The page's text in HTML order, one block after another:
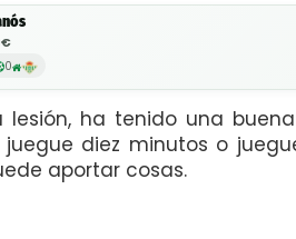
0
lesión, ha tenido una
diez minutos o
aportar cosas.